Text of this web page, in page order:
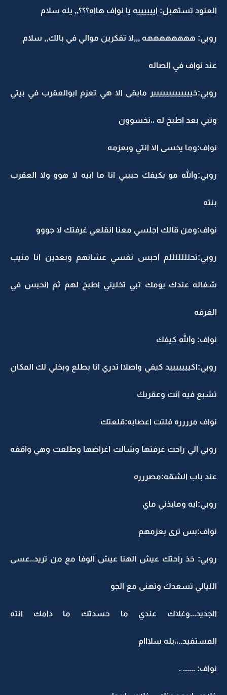
العنود تستهبل: اييييييه يا نواف هااه؟؟؟,, يله سلام
روبي: ههههههههه ,,,لا تفكرين موالي في بالك,, سلام
عند نواف في الصاله
روبي:خييييييييييييير مابقى الا هي تعزم ابوالعقرب في بيتي
وتبي بعد اطبخ له ،،تخسوون
نواف:وما يخسى الا انتي وبعزمه
روبي:والله مو بكيفك حبيبي انا ما ابيه لا هوو ولا العقرب
بنته
نواف:ومن قالك اجلسي معنا انقلعي غرفتك لا جووو
روبي:تحلللللللم احبس نفسي عشانهم وبعدين انا منيب
شغاله عندك يومك تبي تخليني اطبخ لهم ثم انحبس في
الغرفه
نواف: والله كيفك
روبي:اكيييييييد كيفي واصلاا تدري انا بطلع وبخلي لك المكان
تشبع فيه انت وعقربك
نواف مرررره فلتت اعصابه:قلعتك
روبي الي راحت غرفتها وشالت اغراضها وطلعت وهي واقفه
عند باب الشقه:مصررره
روبي:ايه ومابذني ماي
نواف:بس ترى بعزمهم
روبي: خذ راحتك عيش الهنا عيش الوفا مع من تريد..عسى
الليالي تسعدك وتهنى مع الجو
الجديد...وغلاك عندي ما حسدتك ما دامك انته
المستفيد..،،يله سلااام
نواف: ...... .